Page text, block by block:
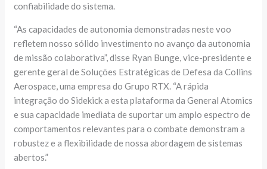
confiabilidade do sistema.
“As capacidades de autonomia demonstradas neste voo
refletem nosso sólido investimento no avanço da autonomia
de missão colaborativa”, disse Ryan Bunge, vice-presidente e
gerente geral de Soluções Estratégicas de Defesa da Collins
Aerospace, uma empresa do Grupo RTX. “A rápida
integração do Sidekick a esta plataforma da General Atomics
e sua capacidade imediata de suportar um amplo espectro de
comportamentos relevantes para o combate demonstram a
robustez e a flexibilidade de nossa abordagem de sistemas
abertos.”